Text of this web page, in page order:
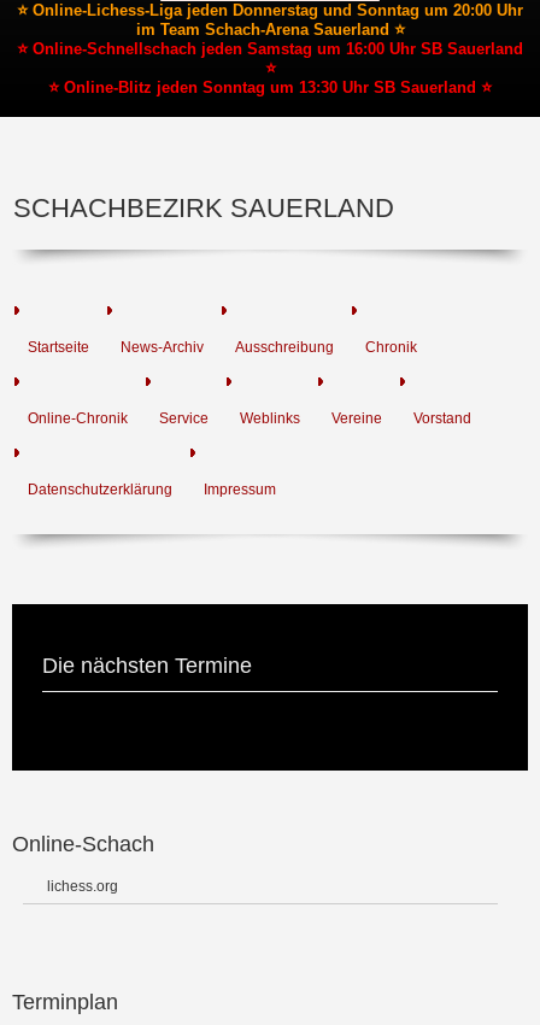
⭐ Online-Lichess-Liga jeden Donnerstag und Sonntag um 20:00 Uhr
im Team Schach-Arena Sauerland ⭐
⭐ Online-Schnellschach jeden Samstag um 16:00 Uhr SB Sauerland
⭐
⭐ Online-Blitz jeden Sonntag um 13:30 Uhr SB Sauerland ⭐
SCHACHBEZIRK SAUERLAND
Startseite News-Archiv Ausschreibung Chronik
Online-Chronik Service Weblinks Vereine Vorstand
Datenschutzerklärung Impressum
Die nächsten Termine
Online-Schach
lichess.org
Terminplan